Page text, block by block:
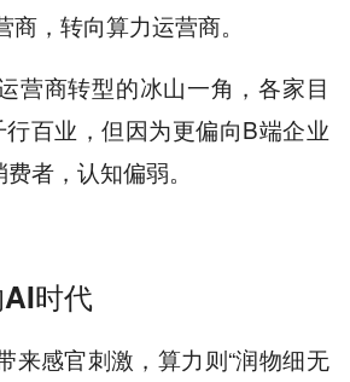
，转向算力运营商。
营商转型的冰山一角，各家目
百业，但因为更偏向B端企业
者，认知偏弱。
时代
来感官刺激，算力则“润物细无